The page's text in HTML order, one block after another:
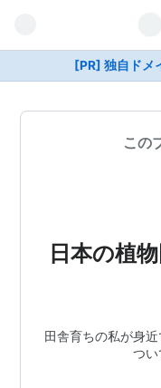
[PR] 独自ドメ
この
日本の植
田舎育ちの私が身
つい